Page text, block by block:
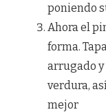
poniendo
Ahora el
forma.
arrugado
verdura,
mejor